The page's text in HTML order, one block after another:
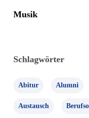
Musik
Schlagwörter
Abitur Alumni
Austausch